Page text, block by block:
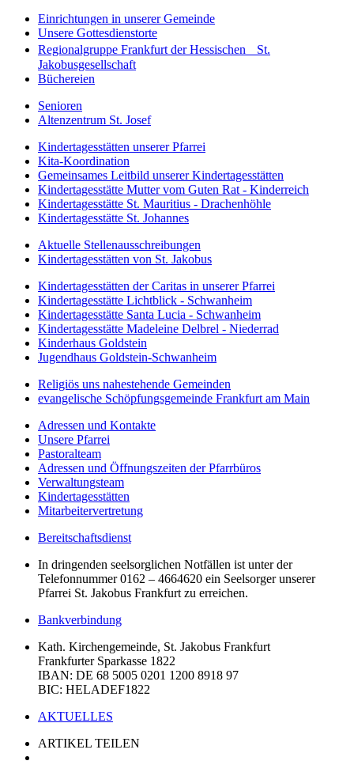
Einrichtungen in unserer Gemeinde
Unsere Gottesdienstorte
Regionalgruppe Frankfurt der Hessischen St.
Jakobusgesellschaft
Büchereien
Senioren
Altenzentrum St. Josef
Kindertagesstätten unserer Pfarrei
Kita-Koordination
Gemeinsames Leitbild unserer Kindertagesstätten
Kindertagesstätte Mutter vom Guten Rat - Kinderreich
Kindertagesstätte St. Mauritius - Drachenhöhle
Kindertagesstätte St. Johannes
Aktuelle Stellenausschreibungen
Kindertagesstätten von St. Jakobus
Kindertagesstätten der Caritas in unserer Pfarrei
Kindertagesstätte Lichtblick - Schwanheim
Kindertagesstätte Santa Lucia - Schwanheim
Kindertagesstätte Madeleine Delbrel - Niederrad
Kinderhaus Goldstein
Jugendhaus Goldstein-Schwanheim
Religiös uns nahestehende Gemeinden
evangelische Schöpfungsgemeinde Frankfurt am Main
Adressen und Kontakte
Unsere Pfarrei
Pastoralteam
Adressen und Öffnungszeiten der Pfarrbüros
Verwaltungsteam
Kindertagesstätten
Mitarbeitervertretung
Bereitschaftsdienst
In dringenden seelsorglichen Notfällen ist unter der
Telefonnummer 0162 – 4664620 ein Seelsorger unserer
Pfarrei St. Jakobus Frankfurt zu erreichen.
Bankverbindung
Kath. Kirchengemeinde, St. Jakobus Frankfurt
Frankfurter Sparkasse 1822
IBAN: DE 68 5005 0201 1200 8918 97
BIC: HELADEF1822
AKTUELLES
ARTIKEL TEILEN